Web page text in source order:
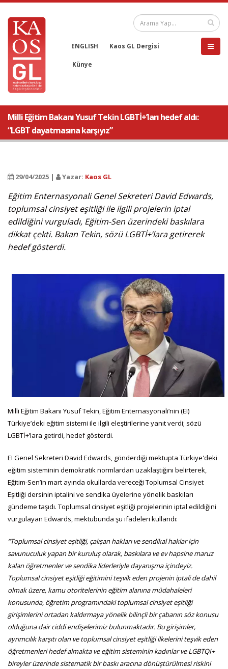
ENGLISH Kaos GL Dergisi
Künye
Milli Eğitim Bakanı Yusuf Tekin LGBTİ+’ları hedef aldı:
“LGBT dayatmasına karşıyız”
29/04/2025 | Yazar: Kaos GL
Eğitim Enternasyonali Genel Sekreteri David Edwards,
toplumsal cinsiyet eşitliği ile ilgili projelerin iptal
edildiğini vurguladı, Eğitim-Sen üzerindeki baskılara
dikkat çekti. Bakan Tekin, sözü LGBTİ+’lara getirerek
hedef gösterdi.
Milli Eğitim Bakanı Yusuf Tekin, Eğitim Enternasyonali’nin (EI)
Türkiye’deki eğitim sistemi ile ilgili eleştirilerine yanıt verdi; sözü
LGBTİ+’lara getirdi, hedef gösterdi.
EI Genel Sekreteri David Edwards, gönderdiği mektupta Türkiye'deki
eğitim sisteminin demokratik normlardan uzaklaştığını belirterek,
Eğitim-Sen’in mart ayında okullarda vereceği Toplumsal Cinsiyet
Eşitliği dersinin iptalini ve sendika üyelerine yönelik baskıları
gündeme taşıdı. Toplumsal cinsiyet eşitliği projelerinin iptal edildiğini
vurgulayan Edwards, mektubunda şu ifadeleri kullandı:
“Toplumsal cinsiyet eşitliği, çalışan hakları ve sendikal haklar için
savunuculuk yapan bir kuruluş olarak, baskılara ve ev hapsine maruz
kalan öğretmenler ve sendika liderleriyle dayanışma içindeyiz.
Toplumsal cinsiyet eşitliği eğitimini teşvik eden projenin iptali de dahil
olmak üzere, kamu otoritelerinin eğitim alanına müdahaleleri
konusunda, öğretim programındaki toplumsal cinsiyet eşitliği
girişimlerini ortadan kaldırmaya yönelik bilinçli bir çabanın söz konusu
olduğuna dair ciddi endişelerimiz bulunmaktadır. Bu girişimler,
ayrımcılık karşıtı olan ve toplumsal cinsiyet eşitliği ilkelerini teşvik eden
öğretmenleri hedef almakta ve eğitim sisteminin kadınlar ve LGBTQI+
bireyler üzerinde sistematik bir baskı aracına dönüştürülmesi riskini